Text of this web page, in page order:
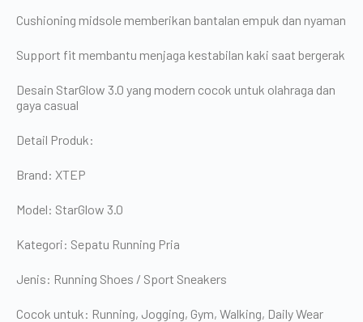
Cushioning midsole memberikan bantalan empuk dan nyaman
Support fit membantu menjaga kestabilan kaki saat bergerak
Desain StarGlow 3.0 yang modern cocok untuk olahraga dan
gaya casual
Detail Produk:
Brand: XTEP
Model: StarGlow 3.0
Kategori: Sepatu Running Pria
Jenis: Running Shoes / Sport Sneakers
Cocok untuk: Running, Jogging, Gym, Walking, Daily Wear